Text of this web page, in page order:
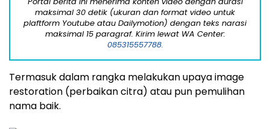
maksimal 30 detik (ukuran dan format video untuk
plaftform Youtube atau Dailymotion) dengan teks narasi
maksimal 15 paragraf. Kirim lewat WA Center:
085315557788.
Termasuk dalam rangka melakukan upaya image
restoration (perbaikan citra) atau pun pemulihan
nama baik.